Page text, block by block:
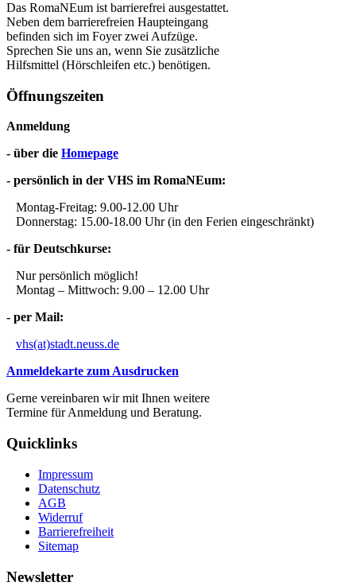
Das RomaNEum ist barrierefrei ausgestattet.
Neben dem barrierefreien Haupteingang
befinden sich im Foyer zwei Aufzüge.
Sprechen Sie uns an, wenn Sie zusätzliche
Hilfsmittel (Hörschleifen etc.) benötigen.
Öffnungszeiten
Anmeldung
- über die Homepage
- persönlich in der VHS im RomaNEum:
Montag-Freitag: 9.00-12.00 Uhr
Donnerstag: 15.00-18.00 Uhr (in den Ferien eingeschränkt)
- für Deutschkurse:
Nur persönlich möglich!
Montag – Mittwoch: 9.00 – 12.00 Uhr
- per Mail:
vhs(at)stadt.neuss.de
Anmeldekarte zum Ausdrucken
Gerne vereinbaren wir mit Ihnen weitere
Termine für Anmeldung und Beratung.
Quicklinks
Impressum
Datenschutz
AGB
Widerruf
Barrierefreiheit
Sitemap
Newsletter